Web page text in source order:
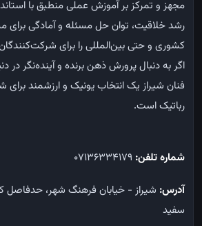
مجهز و تمرکز بر آموزش عملی منطبق با
رشد خلاقیت، توان حل مسئله و آمادگی برای
کشوری و حتی بین‌المللی را برای
اگر به دنبال پرورش ذهن برنده و آینده‌نگر در
فنان شیراز یک انتخاب یونیک و ارزشمند
رباتیک است.
شماره تلفن:
آدرس:
سفید